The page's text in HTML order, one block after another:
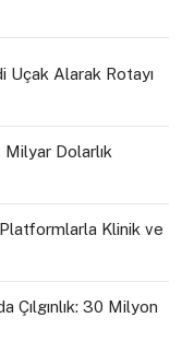
Uçak Alarak Rotayı
Dolarlık
Klinik ve
Çılgınlık: 30 Milyon